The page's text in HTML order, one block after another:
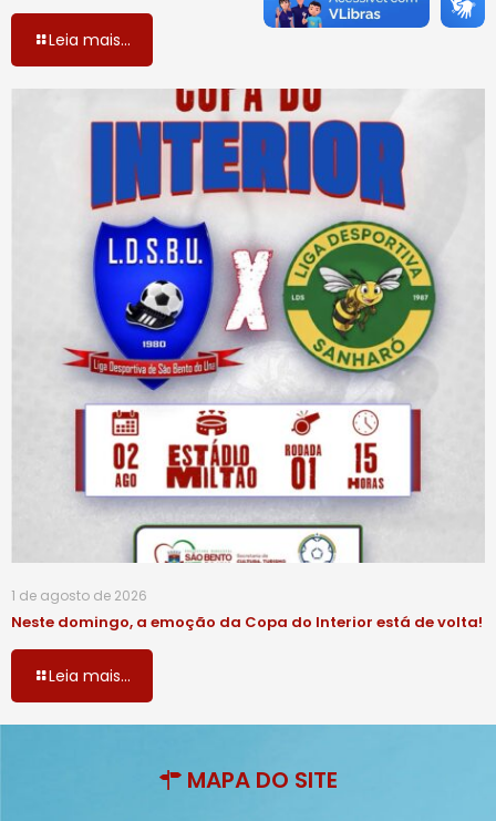
Leia mais...
1 de agosto de 2026
Neste domingo, a emoção da Copa do Interior está de volta!
Leia mais...
MAPA DO SITE